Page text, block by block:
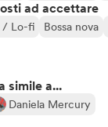
ad accettare
/ Lo-fi Bossa nova
simile a...
Daniela Mercury